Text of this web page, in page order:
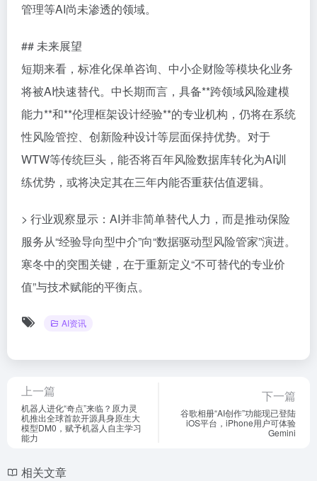
管理等AI尚未渗透的领域。
## 未来展望
短期来看，标准化保单咨询、中小企财险等模块化业务
将被AI快速替代。中长期而言，具备**跨领域风险建模
能力**和**伦理框架设计经验**的专业机构，仍将在系统
性风险管控、创新险种设计等层面保持优势。对于
WTW等传统巨头，能否将百年风险数据库转化为AI训
练优势，或将决定其在三年内能否重获估值逻辑。
> 行业观察显示：AI并非简单替代人力，而是推动保险
服务从“经验导向型中介”向“数据驱动型风险管家”演进。
寒冬中的突围关键，在于重新定义“不可替代的专业价
值”与技术赋能的平衡点。
AI资讯
上一篇
机器人进化“奇点”来临？原力灵
机推出全球首款开源具身原生大
模型DM0，赋予机器人自主学习
能力
下一篇
谷歌相册“AI创作”功能现已登陆
iOS平台，iPhone用户可体验
Gemini
相关文章